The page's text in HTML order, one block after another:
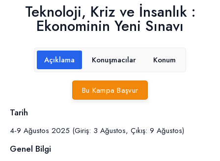
Teknoloji, Kriz ve İnsanlık :
Ekonominin Yeni Sınavı
Açıklama Konuşmacılar Konum
Bu Kampa Başvur
Tarih
4-9 Ağustos 2025 (Giriş: 3 Ağustos, Çıkış: 9 Ağustos)
Genel Bilgi